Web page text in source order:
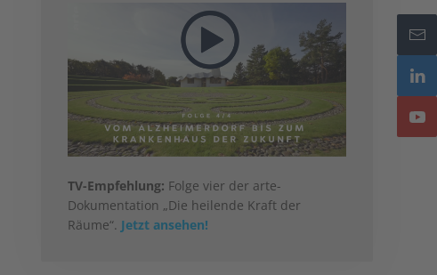
TV-Empfehlung: Folge vier der arte-
Dokumentation „Die heilende Kraft der
Räume“. Jetzt ansehen!